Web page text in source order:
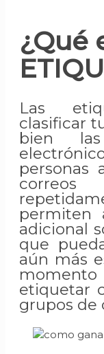
¿Qué
Las
clasificar
bien
personas
permiten
adicional
que
aún más
etiquetar
grupos de